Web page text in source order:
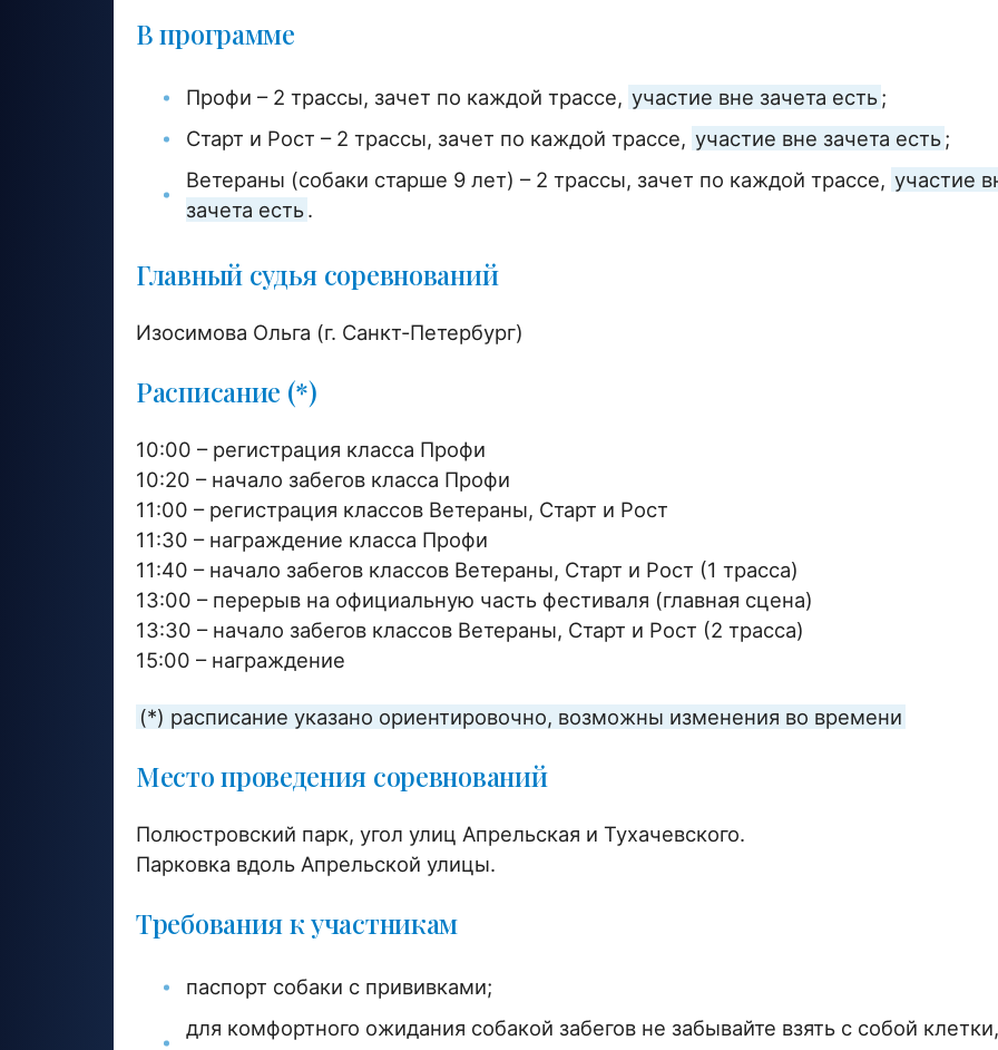
В программе
Профи – 2 трассы, зачет по каждой трассе, участие вне зачета есть;
Старт и Рост – 2 трассы, зачет по каждой трассе, участие вне зачета есть;
Ветераны (собаки старше 9 лет) – 2 трассы, зачет по каждой трассе, участие
зачета есть.
Главный судья соревнований
Изосимова Ольга (г. Санкт-Петербург)
Расписание (*)
10:00 – регистрация класса Профи
10:20 – начало забегов класса Профи
11:00 – регистрация классов Ветераны, Старт и Рост
11:30 – награждение класса Профи
11:40 – начало забегов классов Ветераны, Старт и Рост (1 трасса)
13:00 – перерыв на официальную часть фестиваля (главная сцена)
13:30 – начало забегов классов Ветераны, Старт и Рост (2 трасса)
15:00 – награждение
(*) расписание указано ориентировочно, возможны изменения во времени
Место проведения соревнований
Полюстровский парк, угол улиц Апрельская и Тухачевского.
Парковка вдоль Апрельской улицы.
Требования к участникам
паспорт собаки с прививками;
для комфортного ожидания собакой забегов не забывайте взять с собой клетки,